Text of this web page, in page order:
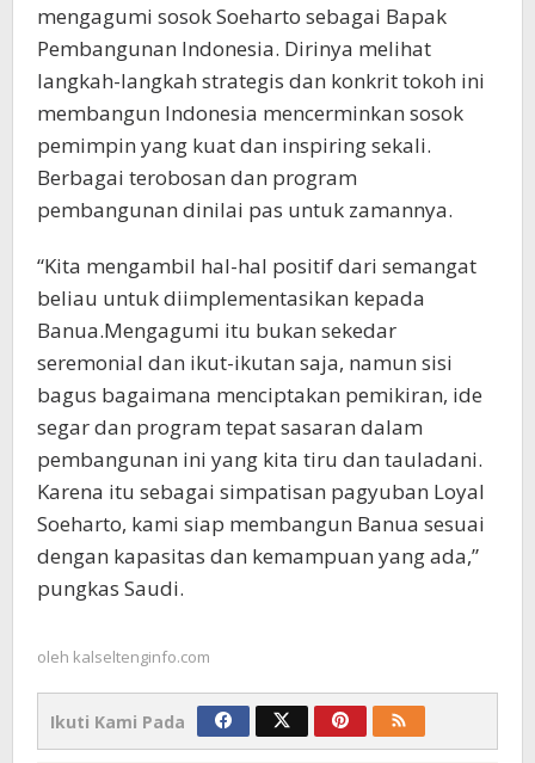
mengagumi sosok Soeharto sebagai Bapak
Pembangunan Indonesia. Dirinya melihat
langkah-langkah strategis dan konkrit tokoh ini
membangun Indonesia mencerminkan sosok
pemimpin yang kuat dan inspiring sekali.
Berbagai terobosan dan program
pembangunan dinilai pas untuk zamannya.
“Kita mengambil hal-hal positif dari semangat
beliau untuk diimplementasikan kepada
Banua.Mengagumi itu bukan sekedar
seremonial dan ikut-ikutan saja, namun sisi
bagus bagaimana menciptakan pemikiran, ide
segar dan program tepat sasaran dalam
pembangunan ini yang kita tiru dan tauladani.
Karena itu sebagai simpatisan pagyuban Loyal
Soeharto, kami siap membangun Banua sesuai
dengan kapasitas dan kemampuan yang ada,”
pungkas Saudi.
oleh kalseltenginfo.com
Ikuti Kami Pada